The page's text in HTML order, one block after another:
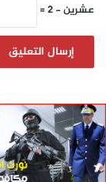
عشرين − 2 =